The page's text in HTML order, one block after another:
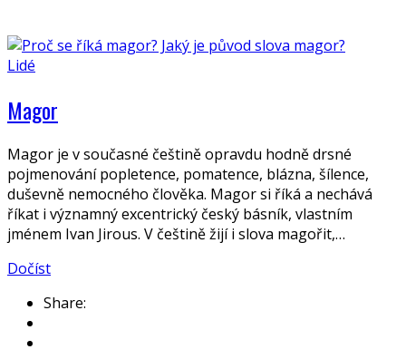
Lidé
Magor
Magor je v současné češtině opravdu hodně drsné
pojmenování popletence, pomatence, blázna, šílence,
duševně nemocného člověka. Magor si říká a nechává
říkat i významný excentrický český básník, vlastním
jménem Ivan Jirous. V češtině žijí i slova magořit,…
Dočíst
Share: